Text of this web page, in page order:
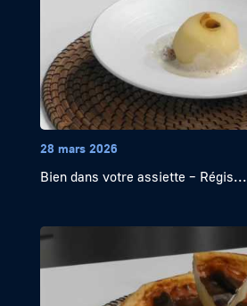
28 mars 2026
Bien dans votre assiette – Régis...